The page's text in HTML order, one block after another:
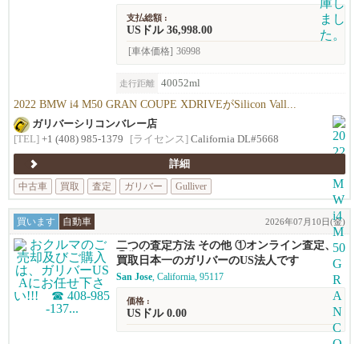
支払総額 :
USドル 36,998.00
[車体価格] 36998
走行距離 40052ml
2022 BMW i4 M50 GRAN COUPE XDRIVEがSilicon Vall...
ガリバーシリコンバレー店
[TEL] +1 (408) 985-1379 [ライセンス] California DL#5668
詳細
中古車
買取 査定 ガリバー Gulliver
買います 自動車 2026年07月10日(金)
二つの査定方法 その他 ①オンライン査定、
②御来店査定
買取日本一のガリバーのUS法人です
San Jose, California, 95117
価格 :
USドル 0.00